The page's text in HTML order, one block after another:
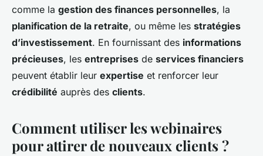
comme la gestion des finances personnelles, la
planification de la retraite, ou même les stratégies
d’investissement. En fournissant des informations
précieuses, les entreprises de services financiers
peuvent établir leur expertise et renforcer leur
crédibilité auprès des clients.
Comment utiliser les webinaires
pour attirer de nouveaux clients ?